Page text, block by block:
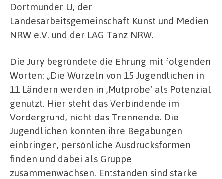
Dortmunder U, der
Landesarbeitsgemeinschaft Kunst und Medien
NRW e.V. und der LAG Tanz NRW.
Die Jury begründete die Ehrung mit folgenden
Worten: „Die Wurzeln von 15 Jugendlichen in
11 Ländern werden in ,Mutprobe‘ als Potenzial
genutzt. Hier steht das Verbindende im
Vordergrund, nicht das Trennende. Die
Jugendlichen konnten ihre Begabungen
einbringen, persönliche Ausdrucksformen
finden und dabei als Gruppe
zusammenwachsen. Entstanden sind starke